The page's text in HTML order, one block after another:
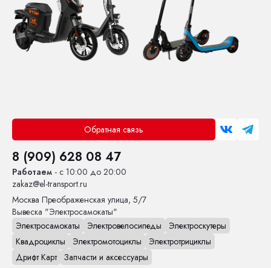
Обратная связь
8 (909) 628 08 47
Работаем - с 10:00 до 20:00
zakaz@el-transport.ru
Москва Преображенская улица, 5/7
Вывеска "Электросамокаты"
Электросамокаты
Электровелосипеды
Электроскутеры
Квадроциклы
Электромотоциклы
Электротрициклы
Дрифт Карт Запчасти и аксессуары